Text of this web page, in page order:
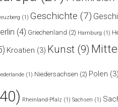
(1) Geschichte (7)
(4) Griechenland (2) Hamburg (1)
Kroatien (3) Kunst (9) Mitte
(1) Niedersachsen (2) Polen (3)
Rheinland-Pfalz (1) Sachsen (1)